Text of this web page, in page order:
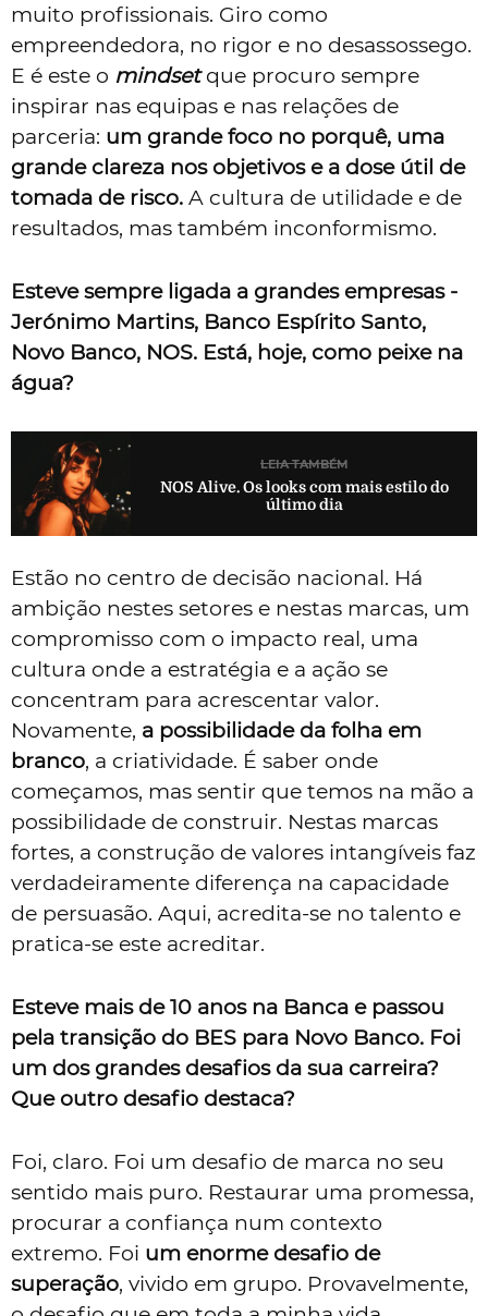
muito profissionais. Giro como
empreendedora, no rigor e no desassossego.
E é este o mindsetque procuro sempre
inspirar nas equipas e nas relações de
parceria: um grande foco no porquê, uma
grande clareza nos objetivos e a dose útil de
tomada de risco. A cultura de utilidade e de
resultados, mas também inconformismo.
Esteve sempre ligada a grandes empresas -
Jerónimo Martins, Banco Espírito Santo,
Novo Banco, NOS. Está, hoje, como peixe na
água?
LEIA TAMBÉM
NOS Alive. Os looks com mais estilo do
último dia
Estão no centro de decisão nacional. Há
ambição nestes setores e nestas marcas, um
compromisso com o impacto real, uma
cultura onde a estratégia e a ação se
concentram para acrescentar valor.
Novamente, a possibilidade da folha em
branco, a criatividade. É saber onde
começamos, mas sentir que temos na mão a
possibilidade de construir. Nestas marcas
fortes, a construção de valores intangíveis faz
verdadeiramente diferença na capacidade
de persuasão. Aqui, acredita-se no talento e
pratica-se este acreditar.
Esteve mais de 10 anos na Banca e passou
pela transição do BES para Novo Banco. Foi
um dos grandes desafios da sua carreira?
Que outro desafio destaca?
Foi, claro. Foi um desafio de marca no seu
sentido mais puro. Restaurar uma promessa,
procurar a confiança num contexto
extremo. Foi um enorme desafio de
superação, vivido em grupo. Provavelmente,